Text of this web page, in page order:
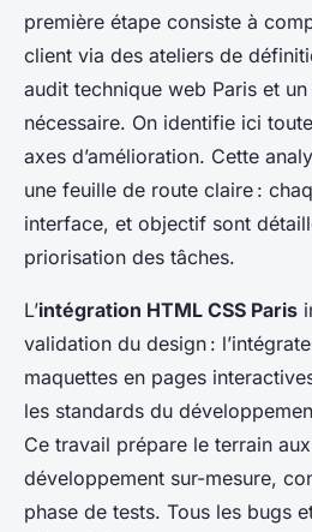
première étape consiste à
client via des ateliers de
audit technique web Paris et un
nécessaire. On identifie ici
axes d’amélioration. Cette
une feuille de route claire :
interface, et objectif sont
priorisation des tâches.
L’intégration HTML CSS Paris
validation du design :
maquettes en pages
les standards du
Ce travail prépare le terrain
développement sur-mesure,
phase de tests. Tous les bugs